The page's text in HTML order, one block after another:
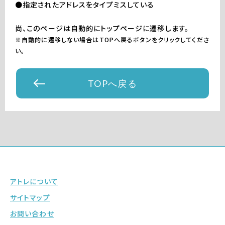
●指定されたアドレスをタイプミスしている
尚、このページは自動的にトップページに遷移します。
※自動的に遷移しない場合はTOPへ戻るボタンをクリックしてくださ
い。
TOPへ戻る
アトレについて
サイトマップ
お問い合わせ